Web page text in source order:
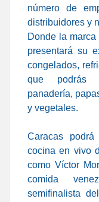
número de
distribuidores y
Donde la
presentará su
congelados,
que podrás
panadería,
y vegetales.
Caracas
cocina en vivo
como Víctor
comida
semifinalista